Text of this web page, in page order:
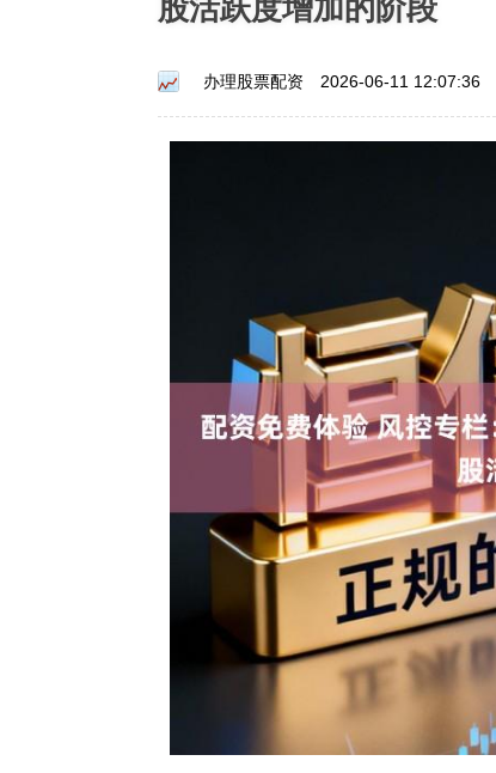
股活跃度增加的阶段
办理股票配资 2026-06-11 12:07:36